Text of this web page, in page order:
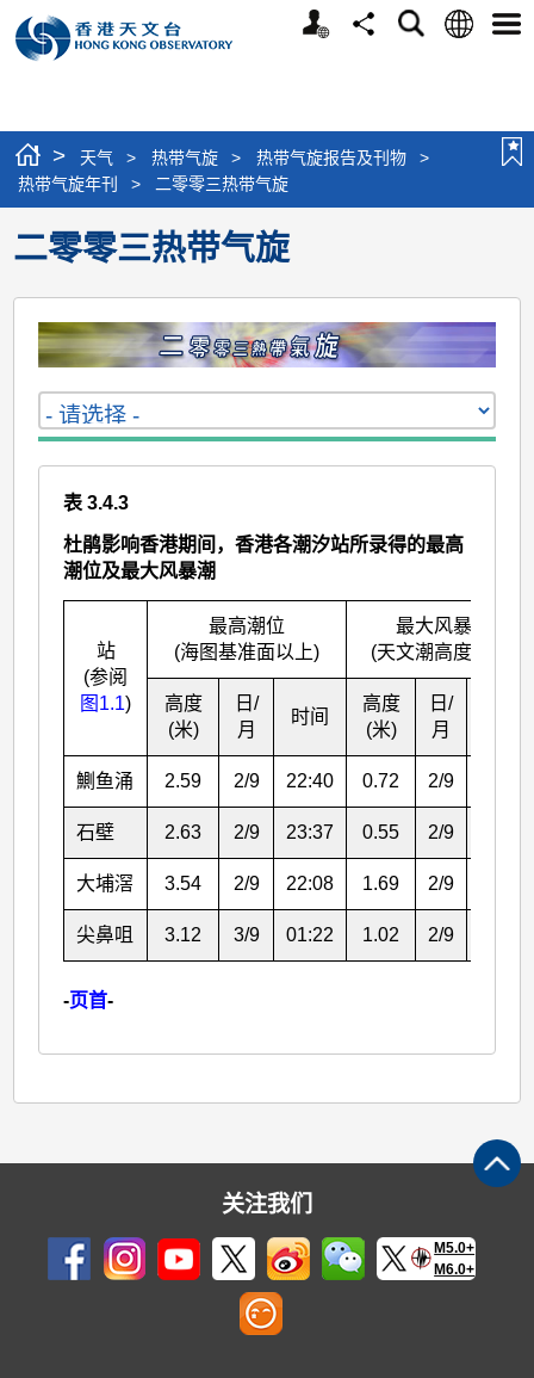
个
分
搜
语
选
> 天气 > 热带气旋 > 热带气旋报告及刊物
>
热带气旋年刊
> 二零零三热带气旋
二零零三热带气旋
表 3.4.3
杜鹃影响香港期间，香港各潮汐站所录得的最高
潮位及最大风暴潮
站
(参阅
图1.1)
最高潮位
(海图基准面以上)
最大风暴潮
(天文潮高度以上)
高度
(米)
日/
月
时间
高度
(米)
日/
月
鰂鱼涌 2.59 2/9 22:40 0.72 2/9
石壁 2.63 2/9 23:37 0.55 2/9
大埔滘 3.54 2/9 22:08 1.69 2/9
尖鼻咀 3.12 3/9 01:22 1.02 2/9
-页首-
关注我们
M5.0+
M6.0+